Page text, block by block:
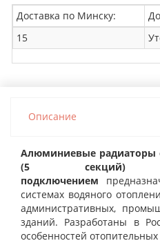
Доставка по Минску:
15
Описание
Алюминиевые радиаторы
(5
подключением
системах водяного
административных,
зданий. Разработаны в
особенностей